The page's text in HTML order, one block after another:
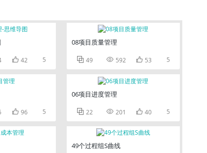
 42 5
 96 5
08项目质量管理
 49  592  53 5
06项目进度管理
 22  201  40 5
49个过程组S曲线